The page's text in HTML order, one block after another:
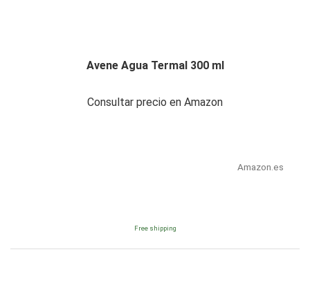
Avene Agua Termal 300 ml
Consultar precio en Amazon
Amazon.es
Free shipping